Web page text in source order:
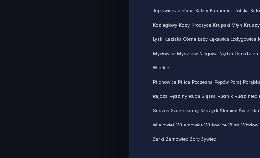
Jejkowice Jeleśnia Kalety Kamienica Polska
Koziegłowy Kozy Kroczyce Krupski Młyn
Lyski Łaziska Górne Łazy Łękawica
Mysłowice Myszków Niegowa Nędza
Wielkie
Pilchowice Pilica Poczesna Popów Poraj
Rajcza Rędziny Ruda Śląska Rudnik Rudziniec
Suszec Szczekociny Szczyrk Ślemień
Wielowieś Wilamowice Wilkowice Wisła
Żarki Żarnowiec Żory Żywiec